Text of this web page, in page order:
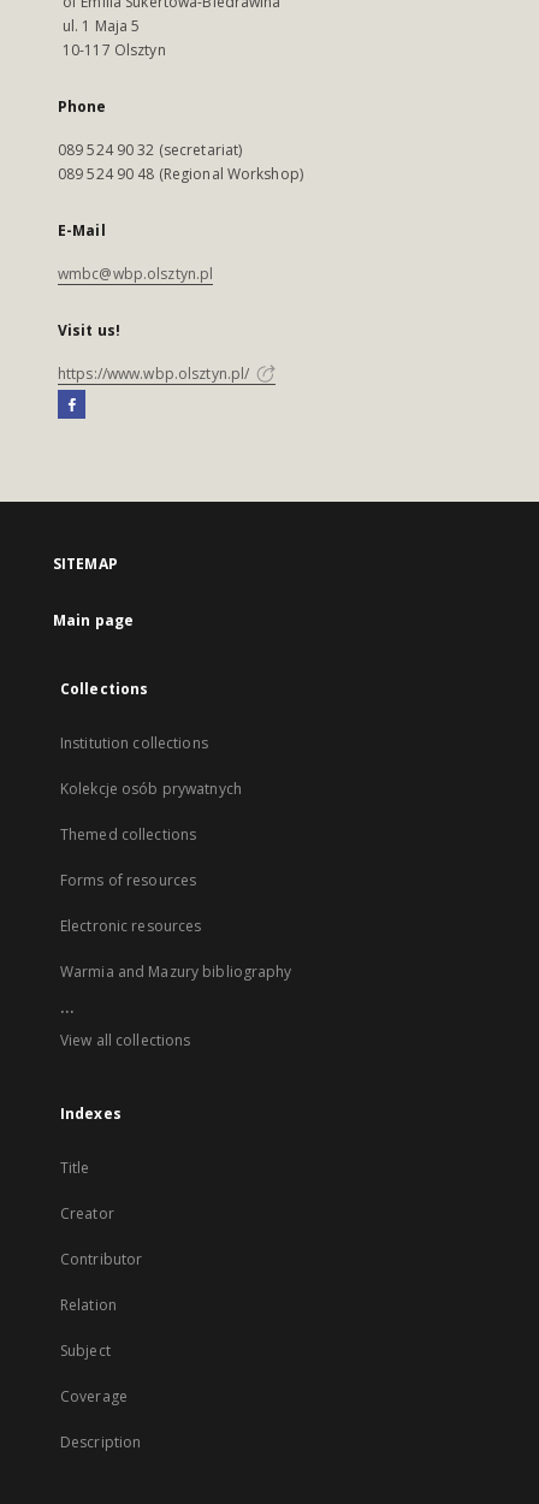
ul. 1 Maja 5
10-117 Olsztyn
Phone
089 524 90 32 (secretariat)
089 524 90 48 (Regional Workshop)
E-Mail
wmbc@wbp.olsztyn.pl
Visit us!
https://www.wbp.olsztyn.pl/
SITEMAP
Main page
Collections
Institution collections
Kolekcje osób prywatnych
Themed collections
Forms of resources
Electronic resources
Warmia and Mazury bibliography
...
View all collections
Indexes
Title
Creator
Contributor
Relation
Subject
Coverage
Description